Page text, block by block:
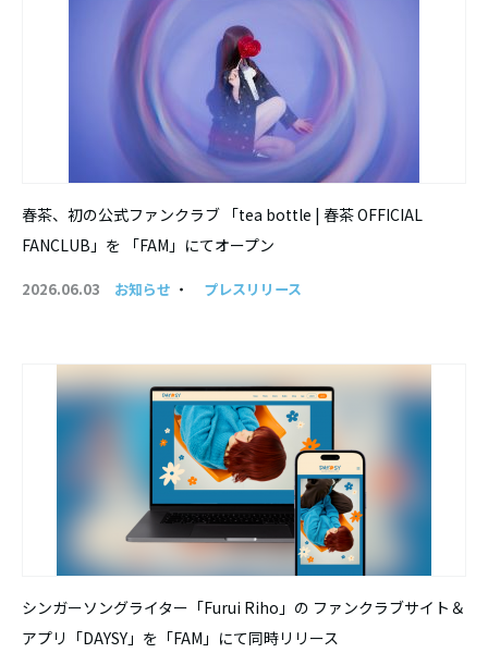
春茶、初の公式ファンクラブ 「tea bottle | 春茶 OFFICIAL
FANCLUB」を 「FAM」にてオープン
2026.06.03 お知らせ ・ プレスリリース
シンガーソングライター「Furui Riho」の ファンクラブサイト＆
アプリ「DAYSY」を「FAM」にて同時リリース